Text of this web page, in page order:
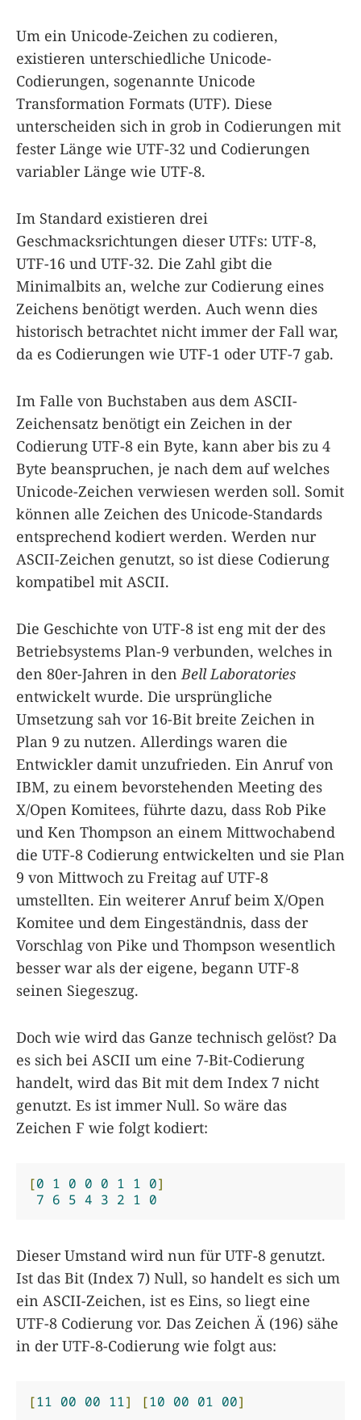
Um ein Unicode-Zeichen zu codieren,
existieren unterschiedliche Unicode-
Codierungen, sogenannte Unicode
Transformation Formats (UTF). Diese
unterscheiden sich in grob in Codierungen mit
fester Länge wie UTF-32 und Codierungen
variabler Länge wie UTF-8.
Im Standard existieren drei
Geschmacksrichtungen dieser UTFs: UTF-8,
UTF-16 und UTF-32. Die Zahl gibt die
Minimalbits an, welche zur Codierung eines
Zeichens benötigt werden. Auch wenn dies
historisch betrachtet nicht immer der Fall war,
da es Codierungen wie UTF-1 oder UTF-7 gab.
Im Falle von Buchstaben aus dem ASCII-
Zeichensatz benötigt ein Zeichen in der
Codierung UTF-8 ein Byte, kann aber bis zu 4
Byte beanspruchen, je nach dem auf welches
Unicode-Zeichen verwiesen werden soll. Somit
können alle Zeichen des Unicode-Standards
entsprechend kodiert werden. Werden nur
ASCII-Zeichen genutzt, so ist diese Codierung
kompatibel mit ASCII.
Die Geschichte von UTF-8 ist eng mit der des
Betriebsystems Plan-9 verbunden, welches in
den 80er-Jahren in denBell Laboratories
entwickelt wurde. Die ursprüngliche
Umsetzung sah vor 16-Bit breite Zeichen in
Plan 9 zu nutzen. Allerdings waren die
Entwickler damit unzufrieden. Ein Anruf von
IBM, zu einem bevorstehenden Meeting des
X/Open Komitees, führte dazu, dass Rob Pike
und Ken Thompson an einem Mittwochabend
die UTF-8 Codierung entwickelten und sie Plan
9 von Mittwoch zu Freitag auf UTF-8
umstellten. Ein weiterer Anruf beim X/Open
Komitee und dem Eingeständnis, dass der
Vorschlag von Pike und Thompson wesentlich
besser war als der eigene, begann UTF-8
seinen Siegeszug.
Doch wie wird das Ganze technisch gelöst? Da
es sich bei ASCII um eine 7-Bit-Codierung
handelt, wird das Bit mit dem Index 7 nicht
genutzt. Es ist immer Null. So wäre das
Zeichen F wie folgt kodiert:
[0 1 0 0 0 1 1 0]
7 6 5 4 3 2 1 0
Dieser Umstand wird nun für UTF-8 genutzt.
Ist das Bit (Index 7) Null, so handelt es sich um
ein ASCII-Zeichen, ist es Eins, so liegt eine
UTF-8 Codierung vor. Das Zeichen Ä (196) sähe
in der UTF-8-Codierung wie folgt aus:
[11 00 00 11] [10 00 01 00]